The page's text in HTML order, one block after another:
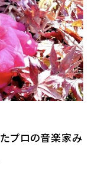
プロの音楽家み